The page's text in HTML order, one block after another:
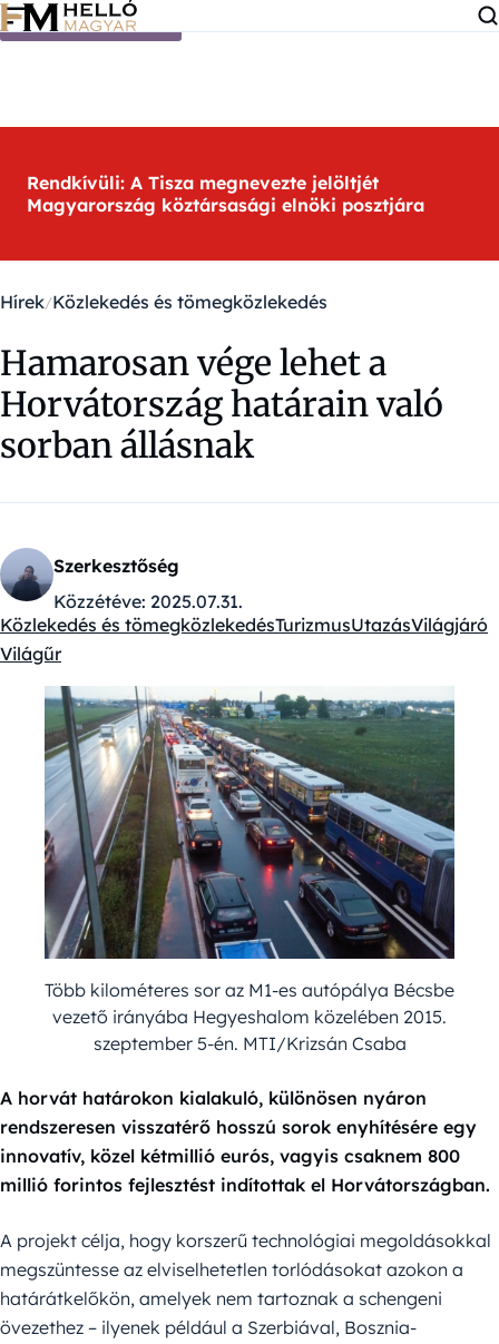
Ugrás a tartalomra
Rendkívüli: A Tisza megnevezte jelöltjét
Magyarország köztársasági elnöki posztjára
Hírek Közlekedés és tömegközlekedés
Hamarosan vége lehet a
Horvátország határain való
sorban állásnak
Szerkesztőség
Közzétéve: 2025.07.31.
Kategóriák:
Közlekedés és tömegközlekedésTurizmusUtazásVilágjáró
Világűr
Több kilométeres sor az M1-es autópálya Bécsbe
vezető irányába Hegyeshalom közelében 2015.
szeptember 5-én. MTI/Krizsán Csaba
A horvát határokon kialakuló, különösen nyáron
rendszeresen visszatérő hosszú sorok enyhítésére egy
innovatív, közel kétmillió eurós, vagyis csaknem 800
millió forintos fejlesztést indítottak el Horvátországban.
A projekt célja, hogy korszerű technológiai megoldásokkal
megszüntesse az elviselhetetlen torlódásokat azokon a
határátkelőkön, amelyek nem tartoznak a schengeni
övezethez – ilyenek például a Szerbiával, Bosznia-